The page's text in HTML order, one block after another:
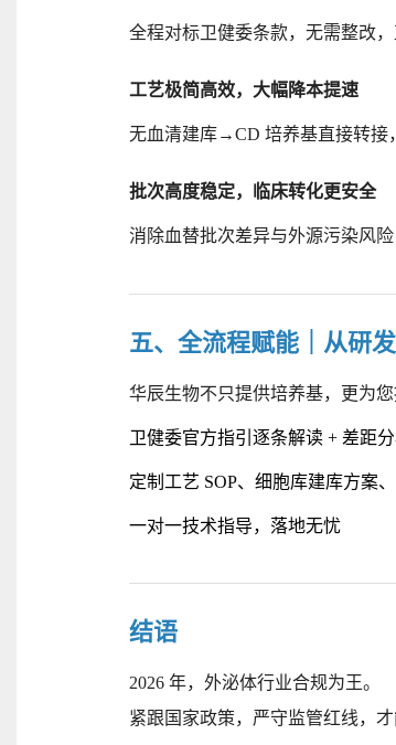
全程对标卫健委条款，无需整改，
工艺极简高效，大幅降本提速
无血清建库→CD 培养基直接转接
批次高度稳定，临床转化更安全
消除血替批次差异与外源污染风
五、全流程赋能｜从研
华辰生物不只提供培养基，更为
卫健委官方指引逐条解读 + 差距
定制工艺 SOP、细胞库建库方案
一对一技术指导，落地无忧
结语
2026 年，外泌体行业合规为王。
紧跟国家政策，严守监管红线，